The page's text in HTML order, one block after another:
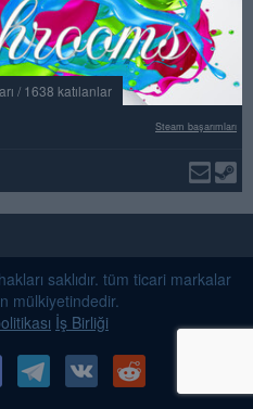
/ 1638 katılanlar
Steam başarımları
saklıdır. tüm ticari markalar
mülkiyetindedir.
İş Birliği